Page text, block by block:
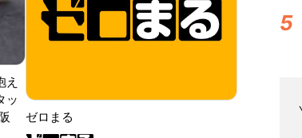
え
ッ
ゼロまる